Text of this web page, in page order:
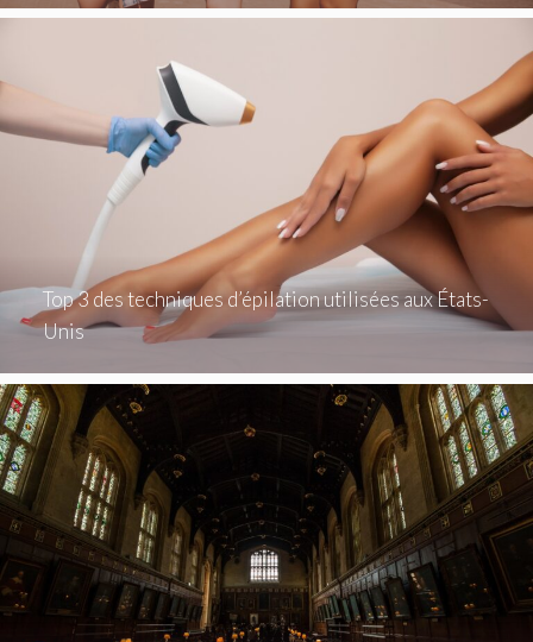
Top 3 des techniques d’épilation utilisées aux États-
Unis